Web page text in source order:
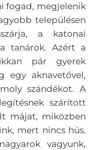
fogad, megjelenik
településen
a katonai
tanárok. Azért a
pár gyerek
egy aknavetővel,
szándékot. A
szárított
májat, miközben
mert nincs hús.
vagyunk,